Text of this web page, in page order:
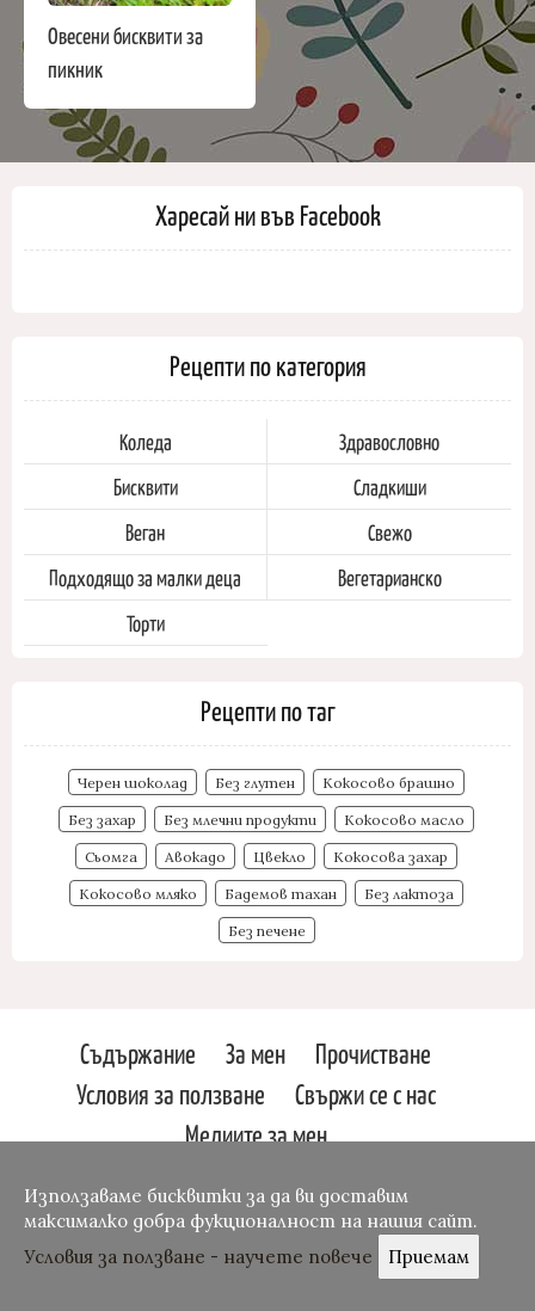
Овесени бисквити за
пикник
Харесай ни във Facebook
Рецепти по категория
Коледа
Здравословно
Бисквити
Сладкиши
Веган
Свежо
Подходящо за малки деца
Вегетарианско
Торти
Рецепти по таг
Черен шоколад Без глутен Кокосово брашно
Без захар Без млечни продукти Кокосово масло
Сьомга Авокадо Цвекло Кокосова захар
Кокосово мляко Бадемов тахан Без лактоза
Без печене
Съдържание За мен
Прочистване
Условия за ползване
Свържи се с нас
Медиите за мен
Website by:Svetlin Slavchev ThemeOsetin
Използаваме бисквитки за да ви доставим
максималко добра фукционалност на нашия сайт.
Условия за ползване - научете повече